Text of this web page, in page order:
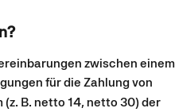
zwischen einem
für die Zahlung von
B. netto 14, netto 30) der